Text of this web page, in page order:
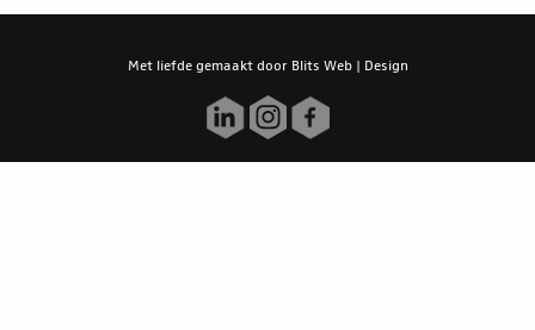
Met liefde gemaakt door Blits Web | Design